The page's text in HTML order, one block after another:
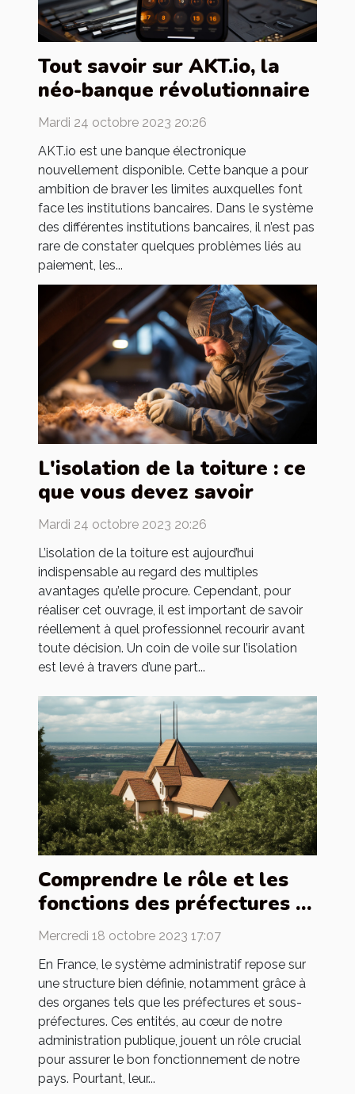
Tout savoir sur AKT.io, la
néo-banque révolutionnaire
Mardi 24 octobre 2023 20:26
AKT.io est une banque électronique
nouvellement disponible. Cette banque a pour
ambition de braver les limites auxquelles font
face les institutions bancaires. Dans le système
des différentes institutions bancaires, il n’est pas
rare de constater quelques problèmes liés au
paiement, les...
L'isolation de la toiture : ce
que vous devez savoir
Mardi 24 octobre 2023 20:26
L’isolation de la toiture est aujourd’hui
indispensable au regard des multiples
avantages qu’elle procure. Cependant, pour
réaliser cet ouvrage, il est important de savoir
réellement à quel professionnel recourir avant
toute décision. Un coin de voile sur l’isolation
est levé à travers d’une part...
Comprendre le rôle et les
fonctions des préfectures et
sous-préfectures en France
Mercredi 18 octobre 2023 17:07
En France, le système administratif repose sur
une structure bien définie, notamment grâce à
des organes tels que les préfectures et sous-
préfectures. Ces entités, au cœur de notre
administration publique, jouent un rôle crucial
pour assurer le bon fonctionnement de notre
pays. Pourtant, leur...